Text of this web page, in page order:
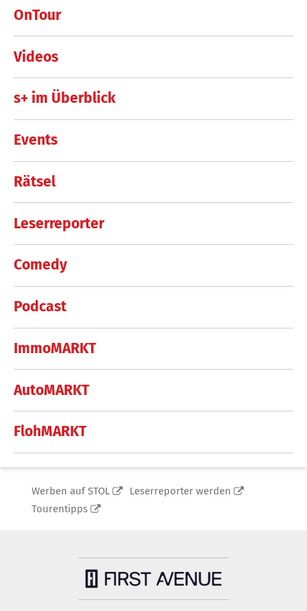
OnTour
Videos
s+ im Überblick
Events
Rätsel
Leserreporter
Comedy
Podcast
ImmoMARKT
AutoMARKT
FlohMARKT
Werben auf STOL
Leserreporter werden
Tourentipps